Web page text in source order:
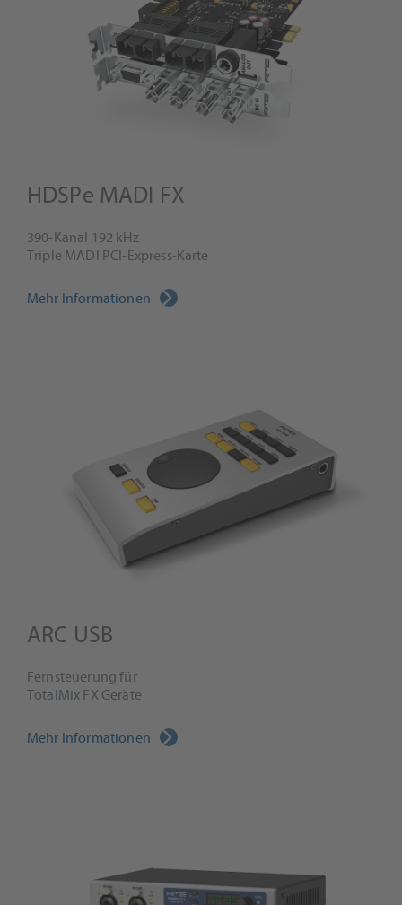
HDSPe MADI FX
390-Kanal 192 kHz
Triple MADI PCI-Express-Karte
Mehr Informationen
ARC USB
Fernsteuerung für
TotalMix FX Geräte
Mehr Informationen